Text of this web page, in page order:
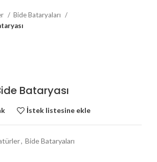
Bide Bataryaları
Bataryası
İstek listesine ekle
, Bide Bataryaları